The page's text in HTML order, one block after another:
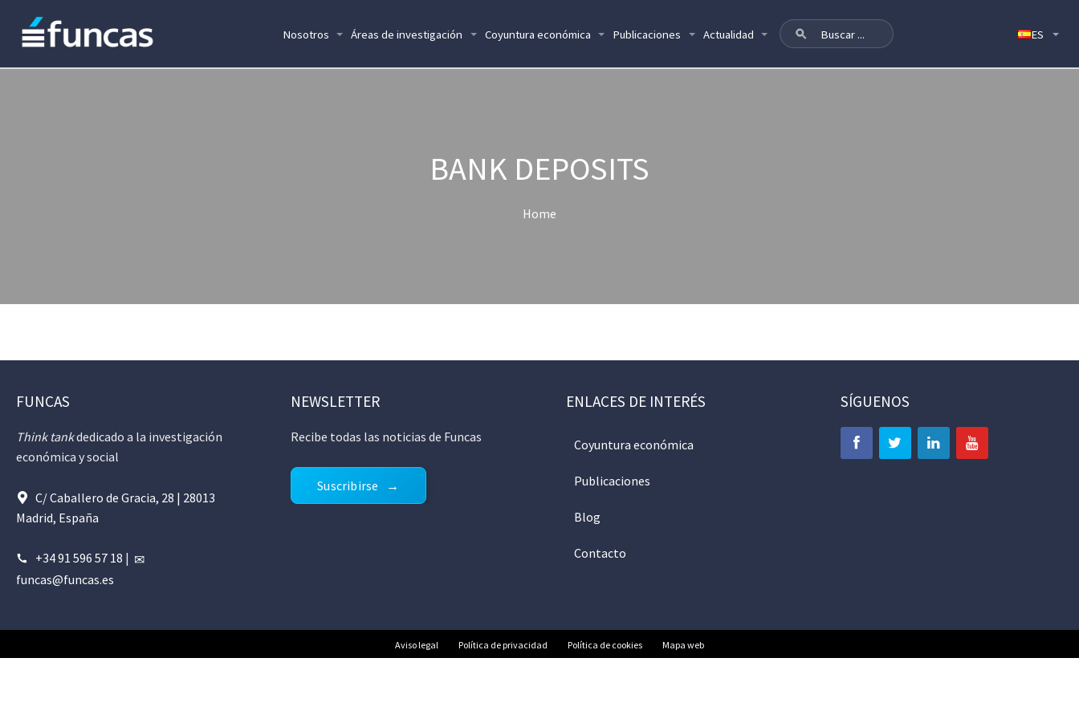
Nosotros Áreas de investigación Coyuntura económica Publicaciones Actualidad
BANK DEPOSITS
Home
FUNCAS
Think tankdedicado a la investigación
económica y social
C/ Caballero de Gracia, 28 | 28013
Madrid, España
+34 91 596 57 18 |
funcas@funcas.es
NEWSLETTER
Recibe todas las noticias de Funcas
Suscribirse
ENLACES DE INTERÉS
Coyuntura económica
Publicaciones
Blog
Contacto
SÍGUENOS
Aviso legal Política de privacidad Política de cookies Mapa web